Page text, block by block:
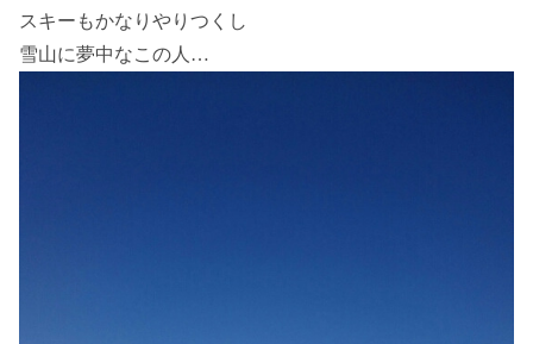
スキーもかなりやりつくし
雪山に夢中なこの人…